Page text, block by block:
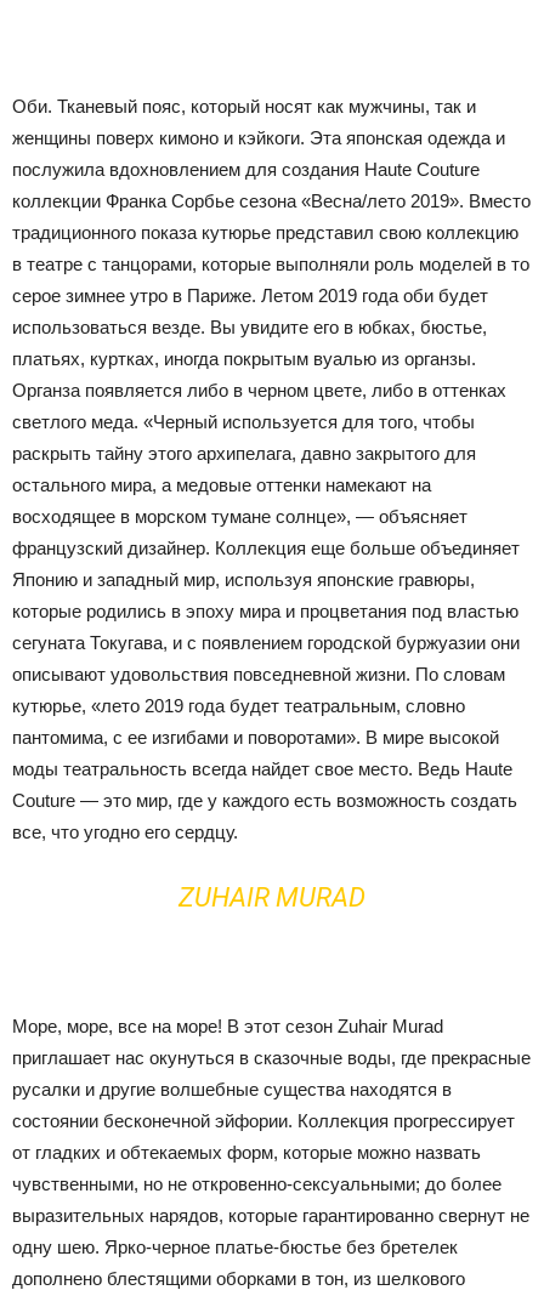
Оби. Тканевый пояс, который носят как мужчины, так и
женщины поверх кимоно и кэйкоги. Эта японская одежда и
послужила вдохновлением для создания Haute Couture
коллекции Франка Сорбье сезона «Весна/лето 2019». Вместо
традиционного показа кутюрье представил свою коллекцию
в театре с танцорами, которые выполняли роль моделей в то
серое зимнее утро в Париже. Летом 2019 года оби будет
использоваться везде. Вы увидите его в юбках, бюстье,
платьях, куртках, иногда покрытым вуалью из органзы.
Органза появляется либо в черном цвете, либо в оттенках
светлого меда. «Черный используется для того, чтобы
раскрыть тайну этого архипелага, давно закрытого для
остального мира, а медовые оттенки намекают на
восходящее в морском тумане солнце», — объясняет
французский дизайнер. Коллекция еще больше объединяет
Японию и западный мир, используя японские гравюры,
которые родились в эпоху мира и процветания под властью
сегуната Токугава, и с появлением городской буржуазии они
описывают удовольствия повседневной жизни. По словам
кутюрье, «лето 2019 года будет театральным, словно
пантомима, с ее изгибами и поворотами». В мире высокой
моды театральность всегда найдет свое место. Ведь Haute
Couture — это мир, где у каждого есть возможность создать
все, что угодно его сердцу.
ZUHAIR MURAD
Море, море, все на море! В этот сезон Zuhair Murad
приглашает нас окунуться в сказочные воды, где прекрасные
русалки и другие волшебные существа находятся в
состоянии бесконечной эйфории. Коллекция прогрессирует
от гладких и обтекаемых форм, которые можно назвать
чувственными, но не откровенно-сексуальными; до более
выразительных нарядов, которые гарантированно свернут не
одну шею. Ярко-черное платье-бюстье без бретелек
дополнено блестящими оборками в тон, из шелкового